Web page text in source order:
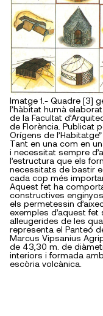
Imatge 1.- Quadre [3]
l’hàbitat humà
de la Facultat
de Florència. Publicat
Orígens de l’Habitatge”
Tant en una com en
i necessitat sempre
l’estructura que els
necessitats de bastir
cada cop més
Aquest fet ha
constructives
els permetessin
exemples d’aquest
alleugerides de les
representa el Panteó
Marcus Vipsanius
de 43,30 m. de
interiors i formada
escòria volcànica.